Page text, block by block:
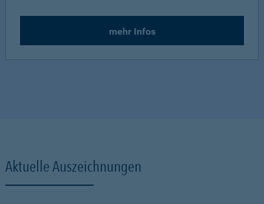
mehr Infos
Aktuelle Auszeichnungen